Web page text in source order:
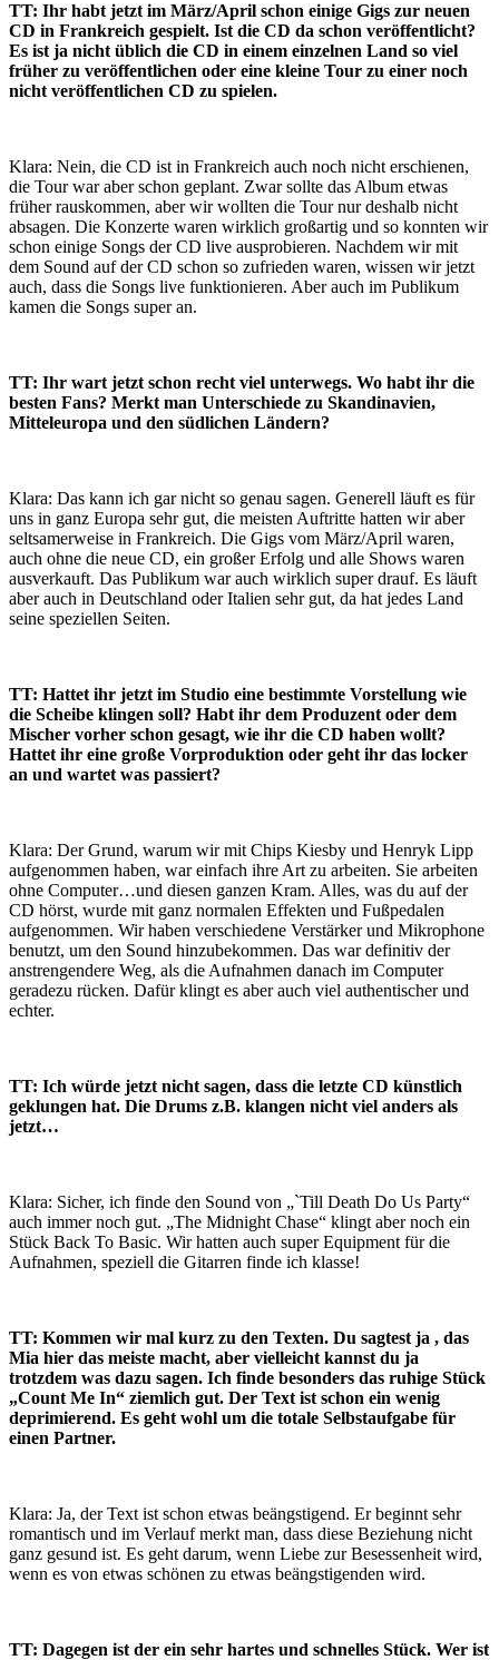
TT: Ihr habt jetzt im März/April schon einige Gigs zur neuen
CD in Frankreich gespielt. Ist die CD da schon veröffentlicht?
Es ist ja nicht üblich die CD in einem einzelnen Land so viel
früher zu veröffentlichen oder eine kleine Tour zu einer noch
nicht veröffentlichen CD zu spielen.
Klara: Nein, die CD ist in Frankreich auch noch nicht erschienen,
die Tour war aber schon geplant. Zwar sollte das Album etwas
früher rauskommen, aber wir wollten die Tour nur deshalb nicht
absagen. Die Konzerte waren wirklich großartig und so konnten wir
schon einige Songs der CD live ausprobieren. Nachdem wir mit
dem Sound auf der CD schon so zufrieden waren, wissen wir jetzt
auch, dass die Songs live funktionieren. Aber auch im Publikum
kamen die Songs super an.
TT: Ihr wart jetzt schon recht viel unterwegs. Wo habt ihr die
besten Fans? Merkt man Unterschiede zu Skandinavien,
Mitteleuropa und den südlichen Ländern?
Klara: Das kann ich gar nicht so genau sagen. Generell läuft es für
uns in ganz Europa sehr gut, die meisten Auftritte hatten wir aber
seltsamerweise in Frankreich. Die Gigs vom März/April waren,
auch ohne die neue CD, ein großer Erfolg und alle Shows waren
ausverkauft. Das Publikum war auch wirklich super drauf. Es läuft
aber auch in Deutschland oder Italien sehr gut, da hat jedes Land
seine speziellen Seiten.
TT: Hattet ihr jetzt im Studio eine bestimmte Vorstellung wie
die Scheibe klingen soll? Habt ihr dem Produzent oder dem
Mischer vorher schon gesagt, wie ihr die CD haben wollt?
Hattet ihr eine große Vorproduktion oder geht ihr das locker
an und wartet was passiert?
Klara: Der Grund, warum wir mit Chips Kiesby und Henryk Lipp
aufgenommen haben, war einfach ihre Art zu arbeiten. Sie arbeiten
ohne Computer…und diesen ganzen Kram. Alles, was du auf der
CD hörst, wurde mit ganz normalen Effekten und Fußpedalen
aufgenommen. Wir haben verschiedene Verstärker und Mikrophone
benutzt, um den Sound hinzubekommen. Das war definitiv der
anstrengendere Weg, als die Aufnahmen danach im Computer
geradezu rücken. Dafür klingt es aber auch viel authentischer und
echter.
TT: Ich würde jetzt nicht sagen, dass die letzte CD künstlich
geklungen hat. Die Drums z.B. klangen nicht viel anders als
jetzt…
Klara: Sicher, ich finde den Sound von „`Till Death Do Us Party“
auch immer noch gut. „The Midnight Chase“ klingt aber noch ein
Stück Back To Basic. Wir hatten auch super Equipment für die
Aufnahmen, speziell die Gitarren finde ich klasse!
TT: Kommen wir mal kurz zu den Texten. Du sagtest ja , das
Mia hier das meiste macht, aber vielleicht kannst du ja
trotzdem was dazu sagen. Ich finde besonders das ruhige Stück
„Count Me In“ ziemlich gut. Der Text ist schon ein wenig
deprimierend. Es geht wohl um die totale Selbstaufgabe für
einen Partner.
Klara: Ja, der Text ist schon etwas beängstigend. Er beginnt sehr
romantisch und im Verlauf merkt man, dass diese Beziehung nicht
ganz gesund ist. Es geht darum, wenn Liebe zur Besessenheit wird,
wenn es von etwas schönen zu etwas beängstigenden wird.
TT: Dagegen ist der ein sehr hartes und schnelles Stück. Wer ist